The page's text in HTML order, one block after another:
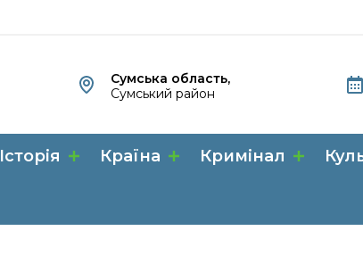
Сумська область,
Сумський район
Історія Країна Кримінал